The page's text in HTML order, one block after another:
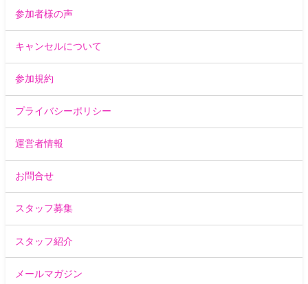
参加者様の声
キャンセルについて
参加規約
プライバシーポリシー
運営者情報
お問合せ
スタッフ募集
スタッフ紹介
メールマガジン